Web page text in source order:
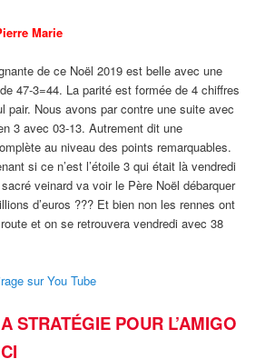
Marie
de ce Noël 2019 est belle avec une
47-3=44. La parité est formée de 4 chiffres
pair. Nous avons par contre une suite avec
3 avec 03-13. Autrement dit une
au niveau des points remarquables.
si ce n’est l’étoile 3 qui était là vendredi
veinard va voir le Père Noël débarquer
d’euros ??? Et bien non les rennes ont
et on se retrouvera vendredi avec 38
sur You Tube
STRATÉGIE POUR L’AMIGO